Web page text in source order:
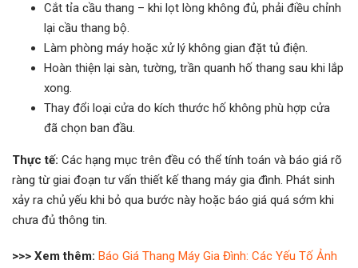
Cắt tỉa cầu thang – khi lọt lòng không đủ, phải điều chỉnh
lại cầu thang bộ.
Làm phòng máy hoặc xử lý không gian đặt tủ điện.
Hoàn thiện lại sàn, tường, trần quanh hố thang sau khi lắp
xong.
Thay đổi loại cửa do kích thước hố không phù hợp cửa
đã chọn ban đầu.
Thực tế: Các hạng mục trên đều có thể tính toán và báo giá rõ
ràng từ giai đoạn tư vấn thiết kế thang máy gia đình. Phát sinh
xảy ra chủ yếu khi bỏ qua bước này hoặc báo giá quá sớm khi
chưa đủ thông tin.
>>> Xem thêm: Báo Giá Thang Máy Gia Đình: Các Yếu Tố Ảnh